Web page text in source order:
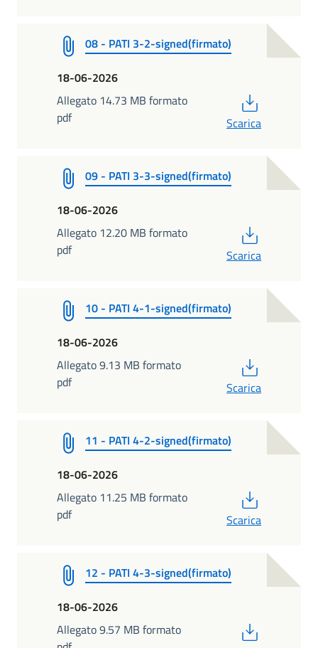
08 - PATI 3-2-signed(firmato)
18-06-2026
Allegato 14.73 MB formato
pdf
Scarica
09 - PATI 3-3-signed(firmato)
18-06-2026
Allegato 12.20 MB formato
pdf
Scarica
10 - PATI 4-1-signed(firmato)
18-06-2026
Allegato 9.13 MB formato
pdf
Scarica
11 - PATI 4-2-signed(firmato)
18-06-2026
Allegato 11.25 MB formato
pdf
Scarica
12 - PATI 4-3-signed(firmato)
18-06-2026
Allegato 9.57 MB formato